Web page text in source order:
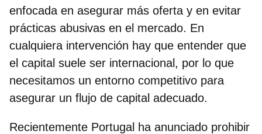
enfocada en asegurar más oferta y en evitar
prácticas abusivas en el mercado. En
cualquiera intervención hay que entender que
el capital suele ser internacional, por lo que
necesitamos un entorno competitivo para
asegurar un flujo de capital adecuado.
Recientemente Portugal ha anunciado prohibir